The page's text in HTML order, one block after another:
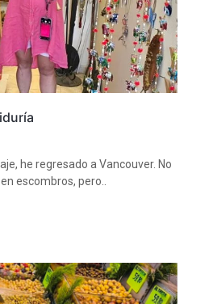
he regresado a Vancouver. No
escombros, pero..